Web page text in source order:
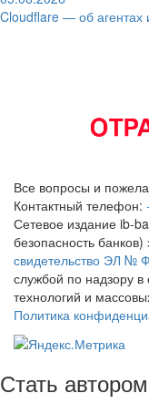
Cloudflare — об агентах
Все вопросы и
Контактный телефон:
Сетевое издание ib-
безопасность
свидетельство ЭЛ №
службой по надзору
технологий и
Политика
Стать